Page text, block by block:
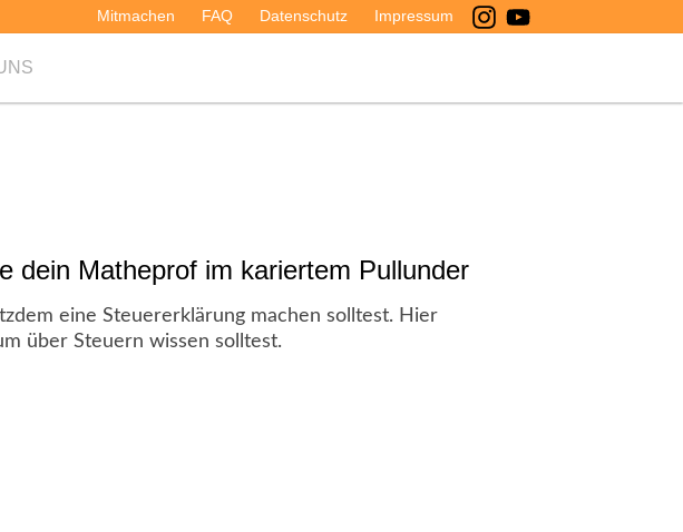
Mitmachen FAQ Datenschutz Impressum
dein Matheprof im kariertem Pullunder
eine Steuererklärung machen solltest. Hier
über Steuern wissen solltest.